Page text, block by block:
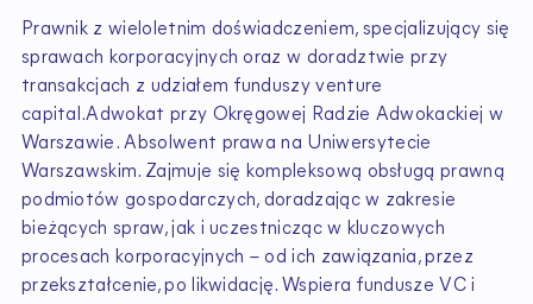
Prawnik z wieloletnim doświadczeniem, specjalizujący się
sprawach korporacyjnych oraz w doradztwie przy
transakcjach z udziałem funduszy venture
capital.Adwokat przy Okręgowej Radzie Adwokackiej w
Warszawie. Absolwent prawa na Uniwersytecie
Warszawskim. Zajmuje się kompleksową obsługą prawną
podmiotów gospodarczych, doradzając w zakresie
bieżących spraw, jak i uczestnicząc w kluczowych
procesach korporacyjnych – od ich zawiązania, przez
przekształcenie, po likwidację. Wspiera fundusze VC i